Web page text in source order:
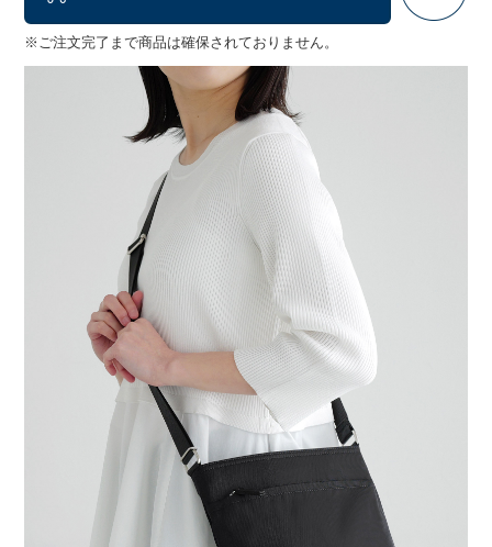
※ご注文完了まで商品は確保されておりません。